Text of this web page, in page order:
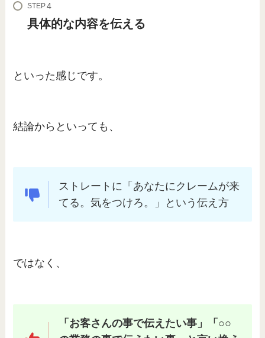
STEP
具体的な内容を伝える
といった感じです。
結論からといっても、
ストレートに「あなたにクレームが来
てる。気をつけろ。」という伝え方
ではなく、
「お客さんの事で伝えたい事」「○○